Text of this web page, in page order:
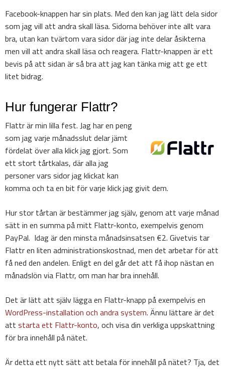
Facebook-knappen har sin plats. Med den kan jag lätt dela sidor
som jag vill att andra skall läsa. Sidorna behöver inte allt vara
bra, utan kan tvärtom vara sidor där jag inte delar åsikterna
men vill att andra skall läsa och reagera. Flattr-knappen är ett
bevis på att sidan är så bra att jag kan tänka mig att ge ett
litet bidrag.
Hur fungerar Flattr?
Flattr är min lilla fest. Jag har en peng
som jag varje månadsslut delar jämt
fördelat över alla klick jag gjort. Som
ett stort tårtkalas, där alla jag
personer vars sidor jag klickat kan
komma och ta en bit för varje klick jag givit dem.
Hur stor tårtan är bestämmer jag själv, genom att varje månad
sätt in en summa på mitt Flattr-konto, exempelvis genom
PayPal. Idag är den minsta månadsinsatsen €2. Givetvis tar
Flattr en liten administrationskostnad, men det arbetar för att
få ned den andelen. Enligt en del går det att få ihop nästan en
månadslön via Flattr, om man har bra innehåll.
Det är lätt att själv lägga en Flattr-knapp på exempelvis en
WordPress-installation och andra system. Ännu lättare är det
att starta ett Flattr-konto, och visa din verkliga uppskattning
för bra innehåll på nätet.
Är detta ett nytt sätt att betala för innehåll på nätet? Tja, det